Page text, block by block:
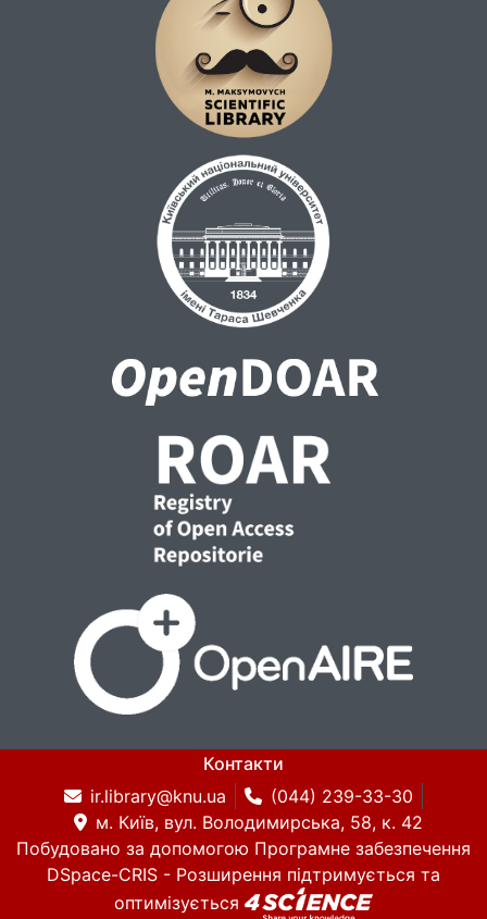
Контакти
ir.library@knu.ua
(044) 239-33-30
м. Київ, вул. Володимирська, 58, к. 42
Побудовано за допомогою Програмне забезпечення
DSpace-CRIS - Розширення підтримується та
оптимізується